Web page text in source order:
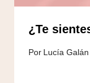
¿Te
Por Lucía